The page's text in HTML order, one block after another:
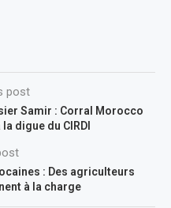
post
Samir : Corral Morocco
digue du CIRDI
: Des agriculteurs
à la charge